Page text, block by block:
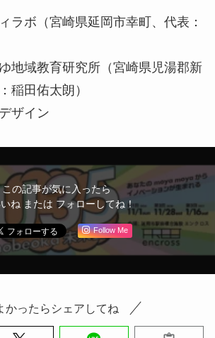
ラボ（宮崎県延岡市幸町、代表：
地域教育研究所（宮崎県児湯郡新
稲田佑太朗）
ザイン
この記事が気に入ったら
ね または フォローしてね！
Follow Me
かったらシェアしてね